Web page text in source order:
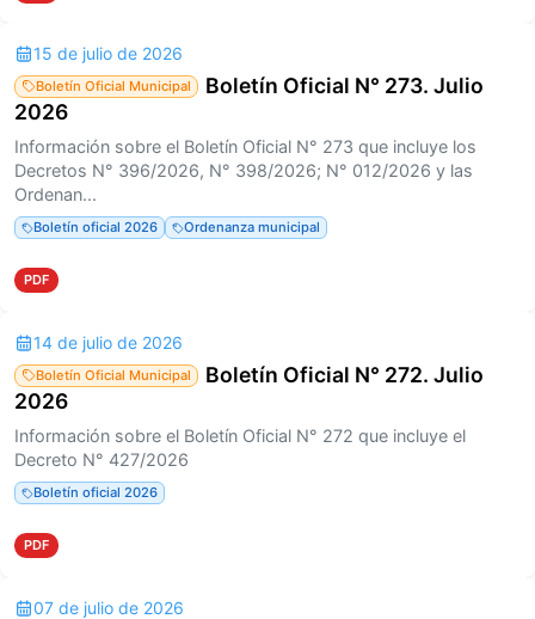
15 de julio de 2026
Boletín Oficial Municipal
Boletín Oficial N° 273. Julio
2026
Información sobre el Boletín Oficial N° 273 que incluye los
Decretos N° 396/2026, N° 398/2026; N° 012/2026 y las
Ordenan...
Boletín oficial 2026 Ordenanza municipal
PDF
14 de julio de 2026
Boletín Oficial Municipal
Boletín Oficial N° 272. Julio
2026
Información sobre el Boletín Oficial N° 272 que incluye el
Decreto N° 427/2026
Boletín oficial 2026
PDF
07 de julio de 2026